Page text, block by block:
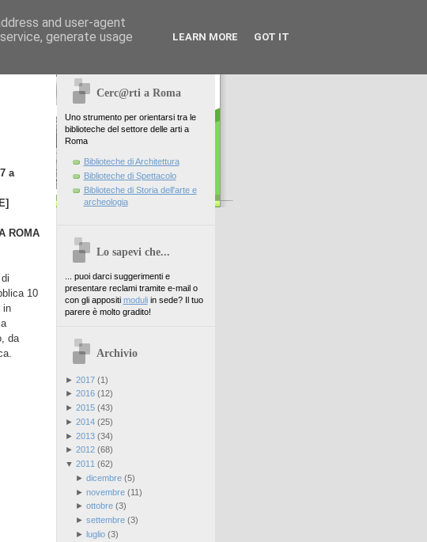
a
ROMA
10
in
da
Cerc@rti a Roma
Uno strumento per orientarsi tra le
biblioteche del settore delle arti a
Roma
Biblioteche di Architettura
Biblioteche di Spettacolo
Biblioteche di Storia dell'arte e
archeologia
Lo sapevi che...
... puoi darci suggerimenti e
presentare reclami tramite e-mail o
con gli appositi moduliin sede? Il tuo
parere è molto gradito!
Archivio
► 2017(1)
► 2016(12)
► 2015(43)
► 2014(25)
► 2013(34)
► 2012(68)
▼ 2011 (62)
► dicembre(5)
► novembre(11)
► ottobre(3)
► settembre(3)
► luglio(3)
and user-agent
generate usage
LEARN MORE GOT IT